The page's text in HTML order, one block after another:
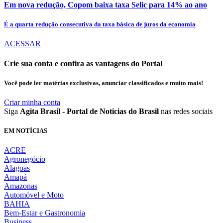
Em nova redução, Copom baixa taxa Selic para 14% ao ano
É a quarta redução consecutiva da taxa básica de juros da economia
ACESSAR
Crie sua conta e confira as vantagens do Portal
Você pode ler matérias exclusivas, anunciar classificados e muito mais!
Criar minha conta
Siga Agita Brasil - Portal de Noticias do Brasil nas redes sociais
EM NOTÍCIAS
ACRE
Agronegócio
Alagoas
Amapá
Amazonas
Automóvel e Moto
BAHIA
Bem-Estar e Gastronomia